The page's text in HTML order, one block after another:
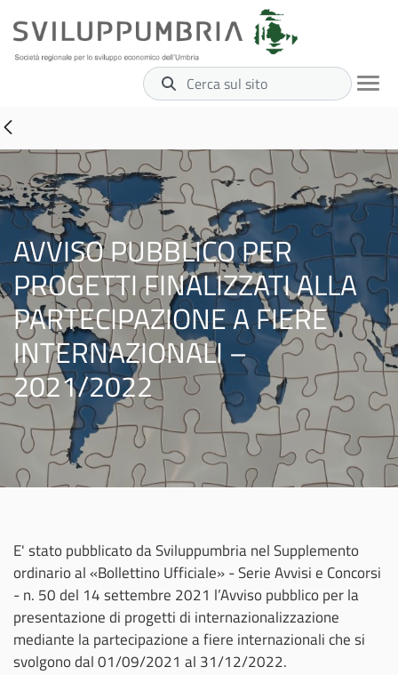
Cerca sul sito
AVVISO PUBBLICO PER
PROGETTI FINALIZZATI ALLA
PARTECIPAZIONE A FIERE
INTERNAZIONALI –
2021/2022
E' stato pubblicato da Sviluppumbria nel Supplemento
ordinario al «Bollettino Ufficiale» - Serie Avvisi e Concorsi
- n. 50 del 14 settembre 2021 l’Avviso pubblico per la
presentazione di progetti di internazionalizzazione
mediante la partecipazione a fiere internazionali che si
svolgono dal 01/09/2021 al 31/12/2022.